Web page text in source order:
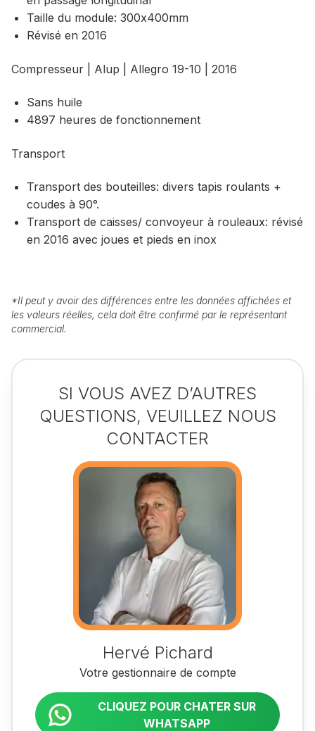
Taille du module: 300x400mm
Révisé en 2016
Compresseur | Alup | Allegro 19-10 | 2016
Sans huile
4897 heures de fonctionnement
Transport
Transport des bouteilles: divers tapis roulants +
coudes à 90°.
Transport de caisses/ convoyeur à rouleaux: révisé
en 2016 avec joues et pieds en inox
*Il peut y avoir des différences entre les données affichées et
les valeurs réelles, cela doit être confirmé par le représentant
commercial.
SI VOUS AVEZ D’AUTRES
QUESTIONS, VEUILLEZ NOUS
CONTACTER
Hervé Pichard
Votre gestionnaire de compte
CLIQUEZ POUR CHATER SUR
WHATSAPP